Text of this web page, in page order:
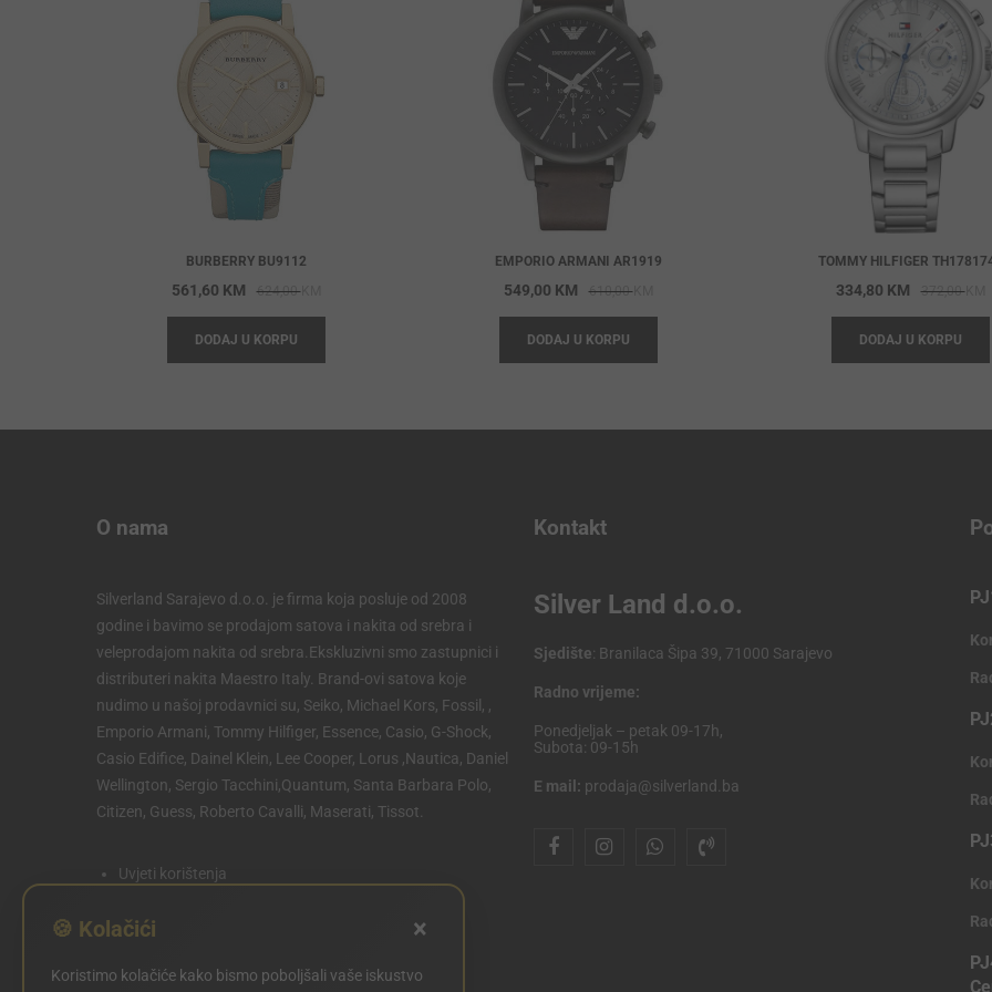
BURBERRY BU9112
624,00KM
price
624,00 KM.
561,60 KM
price
561,60 KM.
DODAJ U KORPU
EMPORIO ARMANI AR1919
610,00KM
price
610,00 KM.
549,00 KM
price
549,00 KM.
DODAJ U KORPU
TOMMY HILFIGER
372,00KM
334,80 KM
DODAJ U KORPU
O nama
Silverland Sarajevo d.o.o. je firma koja posluje od 2008
godine i bavimo se prodajom satova i nakita od srebra i
veleprodajom nakita od srebra.Ekskluzivni smo zastupnici i
distributeri nakita Maestro Italy. Brand-ovi satova koje
nudimo u našoj prodavnici su, Seiko, Michael Kors, Fossil, ,
Emporio Armani, Tommy Hilfiger, Essence, Casio, G-Shock,
Casio Edifice, Dainel Klein, Lee Cooper, Lorus ,Nautica, Daniel
Wellington, Sergio Tacchini,Quantum, Santa Barbara Polo,
Citizen, Guess, Roberto Cavalli, Maserati, Tissot.
Uvjeti korištenja
Politika kolačića
POSTAVKE KOLAČIĆA
Kontakt
Silver Land d.o.o.
Sjedište: Branilaca Šipa 39, 71000 Sarajevo
Radno vrijeme:
Ponedjeljak – petak 09-17h,
Subota: 09-15h
E mail: prodaja@silverland.ba
🍪 Kolačići ×
Koristimo kolačiće kako bismo poboljšali vaše iskustvo